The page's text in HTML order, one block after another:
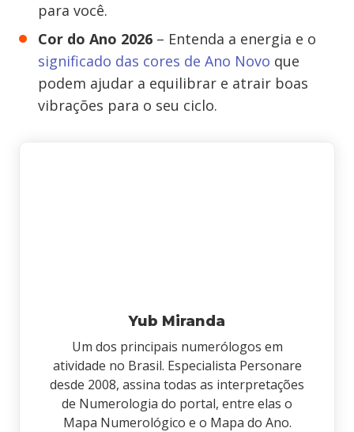
para você.
Cor do Ano 2026 – Entenda a energia e o
significado das cores de Ano Novo que
podem ajudar a equilibrar e atrair boas
vibrações para o seu ciclo.
Yub Miranda
Um dos principais numerólogos em
atividade no Brasil. Especialista Personare
desde 2008, assina todas as interpretações
de Numerologia do portal, entre elas o
Mapa Numerológico e o Mapa do Ano.